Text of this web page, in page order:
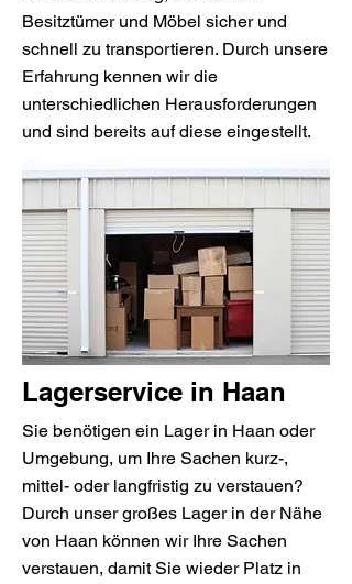
Besitztümer und Möbel sicher und
schnell zu transportieren. Durch unsere
Erfahrung kennen wir die
unterschiedlichen Herausforderungen
und sind bereits auf diese eingestellt.
Lagerservice in Haan
Sie benötigen ein Lager in Haan oder
Umgebung, um Ihre Sachen kurz-,
mittel- oder langfristig zu verstauen?
Durch unser großes Lager in der Nähe
von Haan können wir Ihre Sachen
verstauen, damit Sie wieder Platz in